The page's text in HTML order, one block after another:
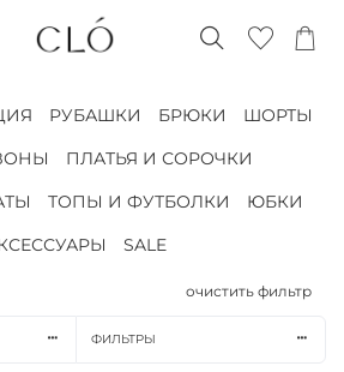
РУБАШКИ БРЮКИ
ШОРТЫ
ПЛАТЬЯ И СОРОЧКИ
ТОПЫ И ФУТБОЛКИ
ЮБКИ
SALE
очистить фильтр
ФИЛЬТРЫ